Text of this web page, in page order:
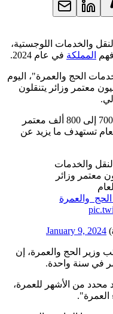
والخدمات اللوجستية،
المملكةفي عام 2024.
الحج والعمرة"، اليوم
معتمر وزائر يتنقلون
وأضاف أن العام الماضي كان هناك من 700 إلى 800 ألف معتمر
تستهدف ما يزيد عن
والخدمات
معتمر وزائر
January 9, 2024
وزير الحج والعمرة، إن
من الأشهر للعمرة،